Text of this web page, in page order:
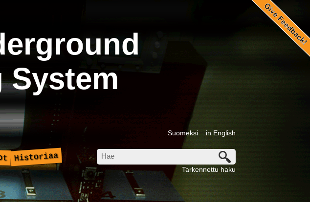
System
Historiaa
Suomeksi :: in English
Tarkennettu haku